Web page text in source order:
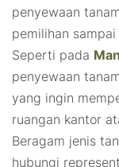
penyewaan
pemilihan
Seperti pada
penyewaan
yang ingin
ruangan kantor
Beragam jenis
hubungi